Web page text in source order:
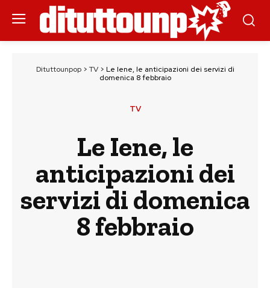
Dituttounpop> TV> Le Iene, le anticipazioni dei servizi di
domenica 8 febbraio
TV
Le Iene, le
anticipazioni dei
servizi di domenica
8 febbraio